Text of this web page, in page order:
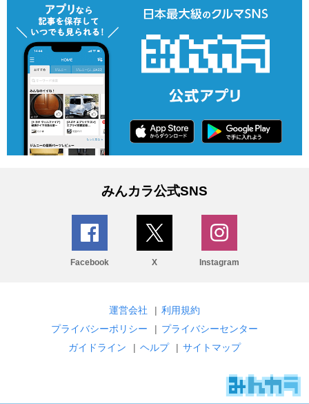
みんカラ公式SNS
Facebook X Instagram
運営会社 | 利用規約
プライバシーポリシー
| プライバシーセンター
ガイドライン
| ヘルプ | サイトマップ